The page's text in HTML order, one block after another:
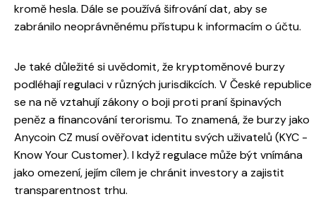
kromě hesla. Dále se používá šifrování dat, aby se
zabránilo neoprávněnému přístupu k informacím o účtu.
Je také důležité si uvědomit, že kryptoměnové burzy
podléhají regulaci v různých jurisdikcích. V České republice
se na ně vztahují zákony o boji proti praní špinavých
peněz a financování terorismu. To znamená, že burzy jako
Anycoin CZ musí ověřovat identitu svých uživatelů (KYC -
Know Your Customer). I když regulace může být vnímána
jako omezení, jejím cílem je chránit investory a zajistit
transparentnost trhu.